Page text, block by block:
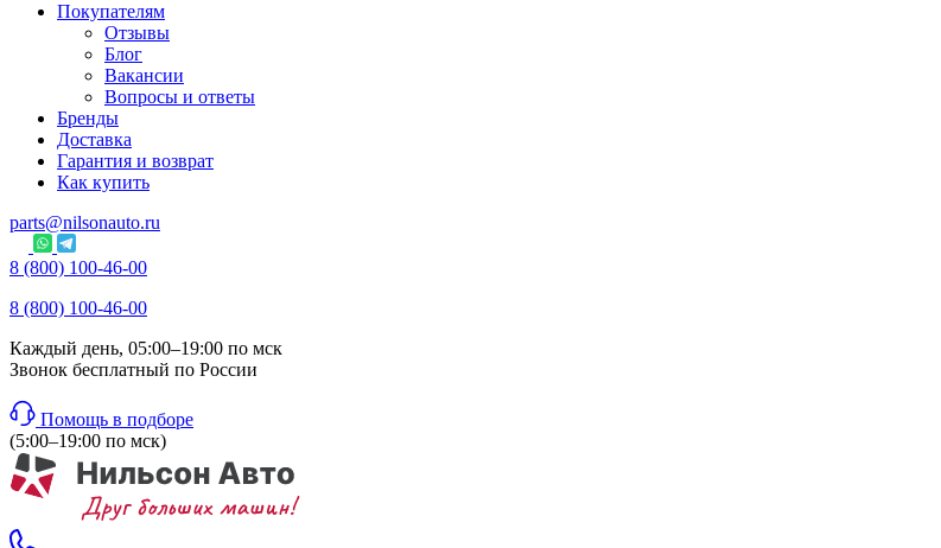
Покупателям
Отзывы
Блог
Вакансии
Вопросы и ответы
Бренды
Доставка
Гарантия и возврат
Как купить
parts@nilsonauto.ru
8 (800) 100-46-00
8 (800) 100-46-00
Каждый день, 05:00–19:00 по мск
Звонок бесплатный по России
Помощь в подборе
(5:00–19:00 по мск)